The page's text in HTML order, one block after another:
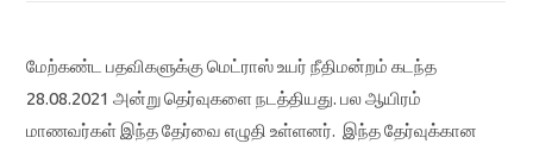
மேற்கண்ட பதவிகளுக்கு மெட்ராஸ் உயர் நீதிமன்றம் கடந்த
28.08.2021 அன்று தெர்வுகளை நடத்தியது. பல ஆயிரம்
மாணவர்கள் இந்த தேர்வை எழுதி உள்ளனர். இந்த தேர்வுக்கான